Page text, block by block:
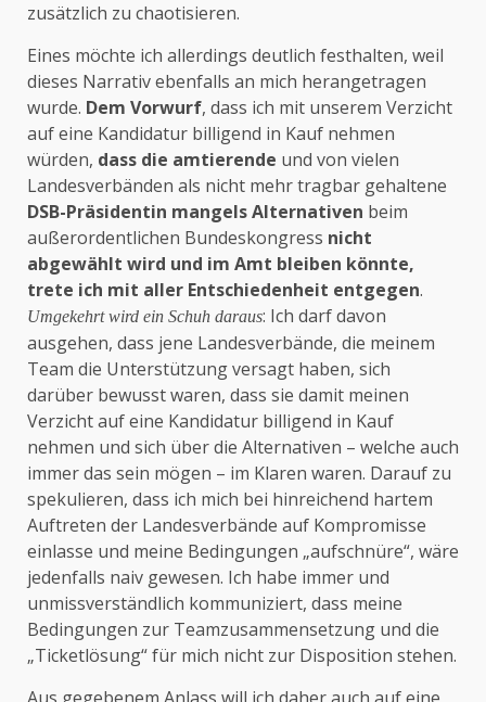
zusätzlich zu chaotisieren.
Eines möchte ich allerdings deutlich festhalten, weil
dieses Narrativ ebenfalls an mich herangetragen
wurde. Dem Vorwurf, dass ich mit unserem Verzicht
auf eine Kandidatur billigend in Kauf nehmen
würden, dass die amtierende und von vielen
Landesverbänden als nicht mehr tragbar gehaltene
DSB-Präsidentin mangels Alternativen beim
außerordentlichen Bundeskongress nicht
abgewählt wird und im Amt bleiben könnte,
trete ich mit aller Entschiedenheit entgegen.
Umgekehrt wird ein Schuh daraus: Ich darf davon
ausgehen, dass jene Landesverbände, die meinem
Team die Unterstützung versagt haben, sich
darüber bewusst waren, dass sie damit meinen
Verzicht auf eine Kandidatur billigend in Kauf
nehmen und sich über die Alternativen – welche auch
immer das sein mögen – im Klaren waren. Darauf zu
spekulieren, dass ich mich bei hinreichend hartem
Auftreten der Landesverbände auf Kompromisse
einlasse und meine Bedingungen „aufschnüre“, wäre
jedenfalls naiv gewesen. Ich habe immer und
unmissverständlich kommuniziert, dass meine
Bedingungen zur Teamzusammensetzung und die
„Ticketlösung“ für mich nicht zur Disposition stehen.